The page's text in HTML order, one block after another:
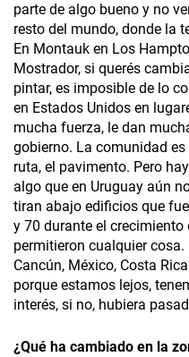
parte de algo bueno y no
resto del mundo, donde la
En Montauk en Los
Mostrador, si querés
pintar, es imposible de lo
en Estados Unidos en
mucha fuerza, le dan
gobierno. La comunidad
ruta, el pavimento. Pero
algo que en Uruguay aún
tiran abajo edificios que
y 70 durante el
permitieron cualquier
Cancún, México, Costa
porque estamos lejos,
interés, si no, hubiera
¿Qué ha cambiado en la